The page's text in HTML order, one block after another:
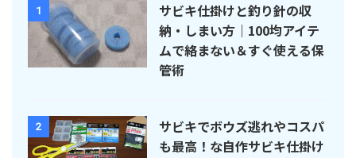
1
サビキ仕掛けと釣り針の収
納・しまい方｜100均アイテ
ムで絡まない＆すぐ使える保
管術
2
サビキでボウズ逃れやコスパ
も最高！な自作サビキ仕掛け